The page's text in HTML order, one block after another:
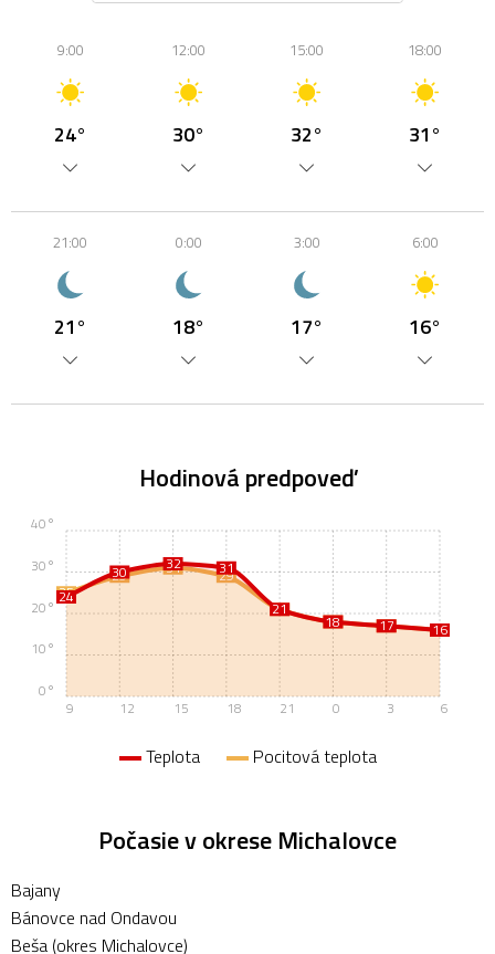
9:00
24°
12:00
30°
15:00
32°
18:00
31°
21:00
21°
0:00
18°
3:00
17°
6:00
16°
Hodinová predpoveď
25
29 31
29
21
18 17 16
24
30 32
31
21
18 17 16
9 12 15 18 21 0 3 6
0°
10°
20°
30°
40°
Teplota Pocitová teplota
Počasie v okrese Michalovce
Bajany
Bánovce nad Ondavou
Beša (okres Michalovce)